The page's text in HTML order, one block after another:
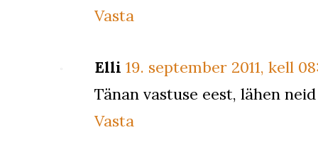
Vasta
Elli 19. september 2011, kell
Tänan vastuse eest, lähen
Vasta